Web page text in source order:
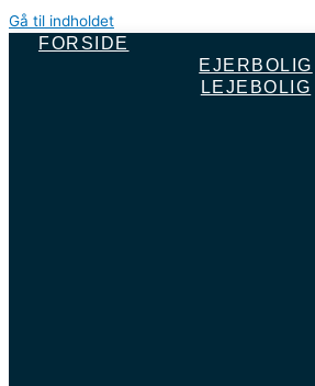
Gå til indholdet
FORSIDE
EJERBOLIG
LEJEBOLIG